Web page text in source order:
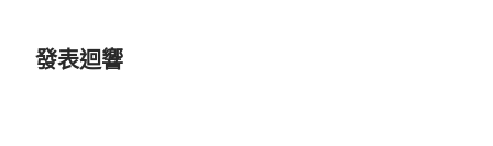
發表迴響